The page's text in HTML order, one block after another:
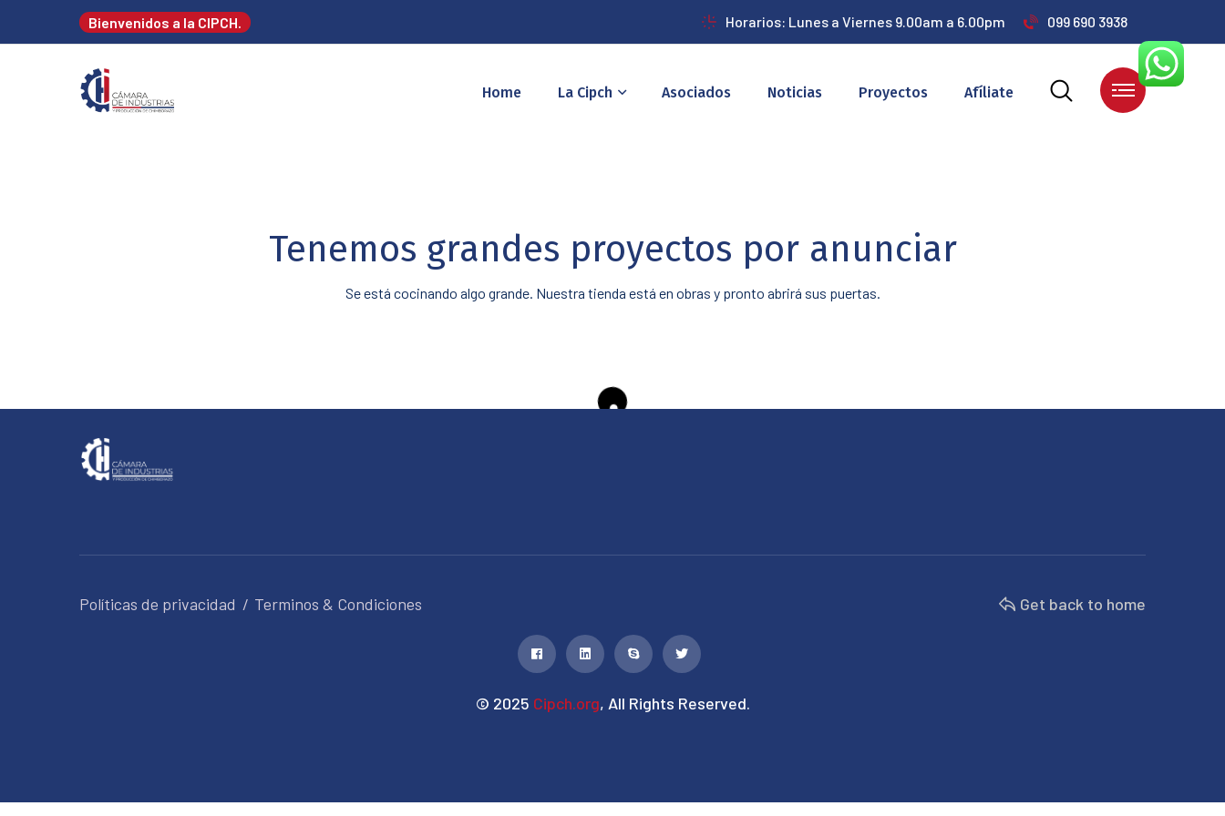
Bienvenidos a la CIPCH. Horarios: Lunes a Viernes 9.00am a 6.00pm 099 690 3938
Home La Cipch Asociados Noticias Proyectos Afíliate
Tenemos grandes proyectos por anunciar
Se está cocinando algo grande. Nuestra tienda está en obras y pronto abrirá sus puertas.
Políticas de privacidad Terminos & Condiciones Get back to home
© 2025 Cipch.org, All Rights Reserved.